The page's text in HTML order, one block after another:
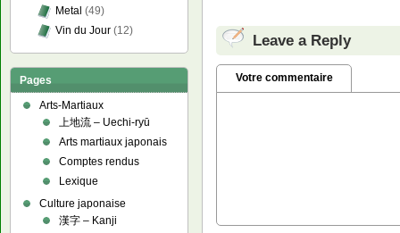
Leave a Reply
Votre commentaire
Metal (49)
Vin du Jour (12)
Pages
Arts-Martiaux
上地流 – Uechi-ryū
Arts martiaux japonais
Comptes rendus
Lexique
Culture japonaise
漢字 – Kanji